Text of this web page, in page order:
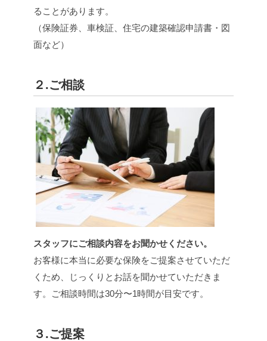
ることがあります。
（保険証券、車検証、住宅の建築確認申請書・図
面など）
２.ご相談
スタッフにご相談内容をお聞かせください。
お客様に本当に必要な保険をご提案させていただ
くため、じっくりとお話を聞かせていただきま
す。ご相談時間は30分〜1時間が目安です。
３.ご提案